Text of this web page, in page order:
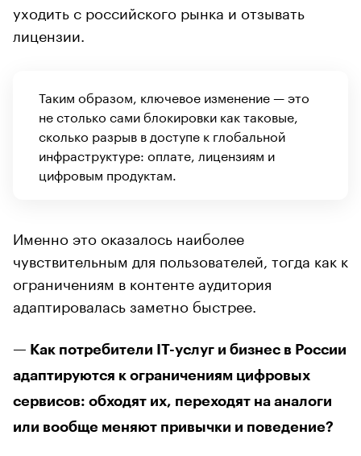
уходить с российского рынка и отзывать
лицензии.
Таким образом, ключевое изменение — это
не столько сами блокировки как таковые,
сколько разрыв в доступе к глобальной
инфраструктуре: оплате, лицензиям и
цифровым продуктам.
Именно это оказалось наиболее
чувствительным для пользователей, тогда как к
ограничениям в контенте аудитория
адаптировалась заметно быстрее.
— Как потребители IT-услуг и бизнес в России
адаптируются к ограничениям цифровых
сервисов: обходят их, переходят на аналоги
или вообще меняют привычки и поведение?